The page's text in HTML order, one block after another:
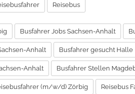
Reisebus
Busfahrer Jobs Sachsen-Anhalt
Anhalt Busfahrer gesucht Halle
Anhalt Busfahrer Stellen
(m/w/d) Zörbig Reisebus